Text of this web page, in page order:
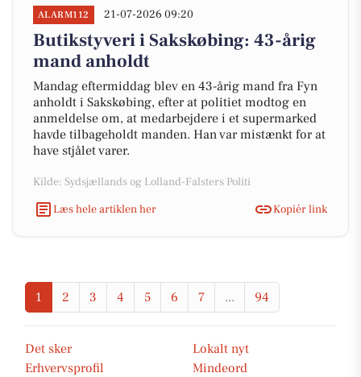
ALARM112 21-07-2026 09:20
Butikstyveri i Sakskøbing: 43-årig
mand anholdt
Mandag eftermiddag blev en 43-årig mand fra Fyn
anholdt i Sakskøbing, efter at politiet modtog en
anmeldelse om, at medarbejdere i et supermarked
havde tilbageholdt manden. Han var mistænkt for at
have stjålet varer.
Kilde: Sydsjællands og Lolland-Falsters Politi
Læs hele artiklen her
Kopiér link
1 2 3 4 5 6 7 ... 94
Det sker
Lokalt nyt
Erhvervsprofil
Mindeord